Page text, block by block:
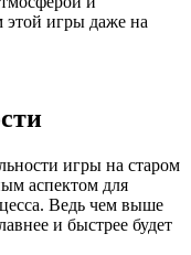
игры даже на
игры на старом
аспектом для
Ведь чем выше
и быстрее будет